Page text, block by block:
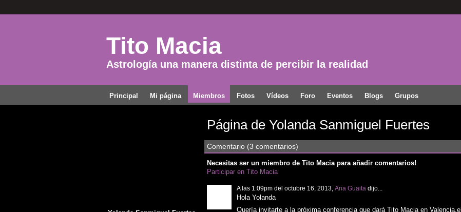
Tito Macia
Astrología una manera distinta de percibir la realidad
Principal Mi página Miembros Fotos Vídeos Foro Eventos Blogs Grupos
Página de Yolanda Sanmiguel Fuertes
Comentario (3 comentarios)
Necesitas ser un miembro de Tito Macia para añadir comentarios!
Participar en Tito Macia
A las 1:09pm del octubre 16, 2013, Ana Guaita dijo...
Hola Yolanda
Quería invitarte a la próxima conferencia que dará Tito Macia en Valencia,el